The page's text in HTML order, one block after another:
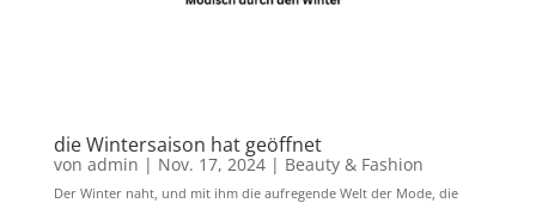
die Wintersaison hat geöffnet
von admin | Nov. 17, 2024| Beauty & Fashion
Der Winter naht, und mit ihm die aufregende Welt der Mode, die